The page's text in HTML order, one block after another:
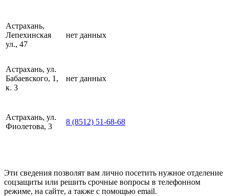
Астрахань,
Лепехинская
ул., 47
нет данных
Астрахань, ул.
Бабаевского, 1,
к. 3
нет данных
Астрахань, ул.
Фиолетова, 3
8 (8512) 51-68-68
Эти сведения позволят вам лично посетить нужное отделение
соцзащиты или решить срочные вопросы в телефонном
режиме, на сайте, а также с помощью email.